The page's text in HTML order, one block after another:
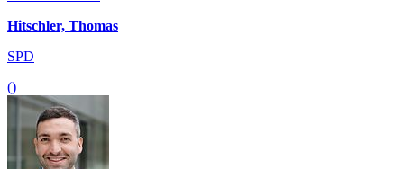
Hitschler, Thomas
SPD
()